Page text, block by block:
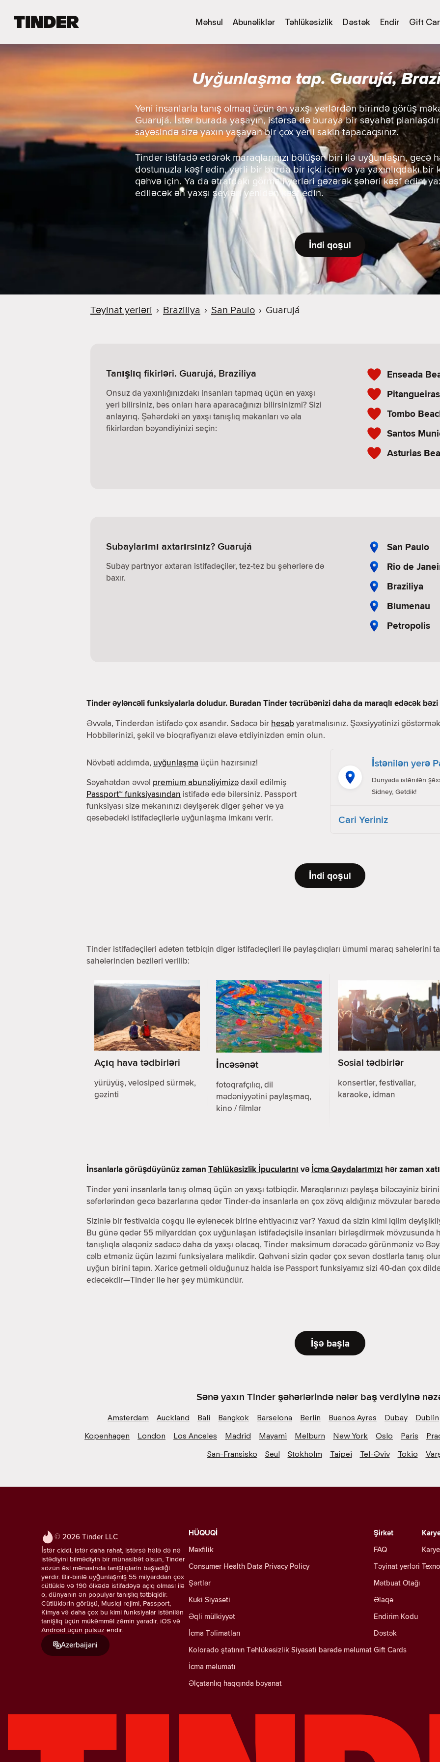
e
Məhsul Abunəliklər Təhlükəsizlik Dəstək Endir Gift
Uyğunlaşma tap. Guarujá,
Yeni insanlarla tanış olmaq üçün ən yaxşı yerlərdən birində görüş
Guarujá. İstər burada yaşayın, istərsə də buraya bir səyahət
sayəsində sizə yaxın yaşayan bir çox yerli sakin tapacaqsınız.
Tinder istifadə edərək maraqlarınızı bölüşən biri ilə uyğunlaşın, gecə
dostunuzla kəşf edin, yerli bir barda bir içki için və ya yaxınlıqdakı bir
qəhvə için. Ya da ətrafdakı görməli yerləri gəzərək şəhəri kəşf edin,
ediləcək ən yaxşı şeyləri yenidən kəşf edin.
İndi qoşul
Təyinat yerləri › Braziliya › San Paulo › Guarujá
Tanışlıq fikirləri. Guarujá, Braziliya
Onsuz da yaxınlığınızdakı insanları tapmaq üçün ən yaxşı
yeri bilirsiniz, bəs onları hara aparacağınızı bilirsinizmi? Sizi
anlayırıq. Şəhərdəki ən yaxşı tanışlıq məkanları və əla
fikirlərdən bəyəndiyinizi seçin:
Enseada
Tombo
Santos
Asturias
Subaylarımı axtarırsınız? Guarujá
Subay partnyor axtaran istifadəçilər, tez-tez bu şəhərlərə də
baxır.
San Paulo
Rio de
Braziliya
Blumenau
Petropolis
Tinder əyləncəli funksiyalarla doludur. Buradan Tinder təcrübənizi daha da maraqlı edəcək
Əvvəla, Tinderdən istifadə çox asandır. Sadəcə bir hesab yaratmalısınız. Şəxsiyyətinizi
Hobbilərinizi, şəkil və bioqrafiyanızı əlavə etdiyinizdən əmin olun.
Növbəti addımda, uyğunlaşma üçün hazırsınız!
Səyahətdən əvvəl premium abunəliyimizədaxil edilmiş
Passport™ funksiyasından istifadə edə bilərsiniz. Passport
funksiyası sizə məkanınızı dəyişərək digər şəhər və ya
qəsəbədəki istifadəçilərlə uyğunlaşma imkanı verir.
İstənilən yerə
Dünyada istənilən
Sidney, Getdik!
Cari Yeriniz
İndi qoşul
Tinder istifadəçiləri adətən tətbiqin digər istifadəçiləri ilə paylaşdıqları ümumi maraq sahələrini
sahələrindən bəziləri verilib:
Açıq hava tədbirləri
yürüyüş, velosiped sürmək,
gəzinti
İncəsənət
fotoqrafçılıq, dil
mədəniyyətini paylaşmaq,
kino / filmlər
Sosial tədbirlər
konsertlər, festivallar,
karaoke, idman
İnsanlarla görüşdüyünüz zaman Təhlükəsizlik İpucularını və İcma Qaydalarımızı hər zaman
Tinder yeni insanlarla tanış olmaq üçün ən yaxşı tətbiqdir. Maraqlarınızı paylaşa biləcəyiniz birini
səfərlərindən gecə bazarlarına qədər Tinder-də insanlarla ən çox zövq aldığınız mövzular
Sizinlə bir festivalda coşqu ilə əylənəcək birinə ehtiyacınız var? Yaxud da sizin kimi iqlim
Bu günə qədər 55 milyarddan çox uyğunlaşan istifadəçisilə insanları birləşdirmək mövzusunda
tanışlıqla əlaqəniz sadəcə daha da yaxşı olacaq, Tinder maksimum dərəcədə görünməniz və
cəlb etməniz üçün lazımi funksiyalara malikdir. Qəhvəni sizin qədər çox sevən dostlarla tanış
uyğun birini tapın. Xaricə getməli olduğunuz halda isə Passport funksiyamız sizi 40-dan çox
edəcəkdir—Tinder ilə hər şey mümkündür.
İşə başla
Sənə yaxın Tinder şəhərlərində nələr baş verdiyinə
Amsterdam Auckland Bali Bangkok Barselona Berlin Buenos Ayres Dubay Dublin
Kopenhagen
London Los Anceles Madrid Mayami Melburn New York Oslo Paris
San-Fransisko
Seul Stokholm Taipei Tel-Əviv Tokio
© 2026 Tinder LLC
İstər ciddi, istər daha rahat, istərsə hələ də nə
istədiyini bilmədiyin bir münasibət olsun, Tinder
sözün əsl mənasında tanışlıqların başladığı
yerdir. Bir-birilə uyğunlaşmış 55 milyarddan çox
cütlüklə və 190 ölkədə istifadəyə açıq olması ilə
o, dünyanın ən populyar tanışlıq tətbiqidir.
Cütlüklərin görüşü, Musiqi rejimi, Passport,
Kimya və daha çox bu kimi funksiyalar istənilən
tanışlıq üçün mükəmməl zəmin yaradır. iOS və
Android üçün pulsuz endir.
Azerbaijani
HÜQUQİ
Məxfilik
Consumer Health Data Privacy Policy
Şərtlər
Kuki Siyasəti
Əqli mülkiyyət
İcma Təlimatları
Kolorado ştatının Təhlükəsizlik Siyasəti barədə məlumat
İcma məlumatı
Əlçatanlıq haqqında bəyanat
Şirkət
FAQ
Təyinat yerləri
Mətbuat Otağı
Əlaqə
Endirim Kodu
Dəstək
Gift Cards